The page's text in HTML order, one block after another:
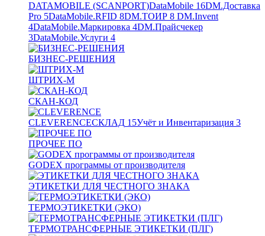
DATAMOBILE (SCANPORT)DataMobile 16DM.Доставка
Pro 5DataMobile.RFID 8DM.ТОИР 8 DM.Invent
4DataMobile.Маркировка 4DM.Прайсчекер
3DataMobile.Услуги 4
БИЗНЕС-РЕШЕНИЯ
ШТРИХ-М
СКАН-КОД
CLEVERENCEСКЛАД 15Учёт и Инвентаризация 3
ПРОЧЕЕ ПО
GODEX программы от производителя
ЭТИКЕТКИ ДЛЯ ЧЕСТНОГО ЗНАКА
ТЕРМОЭТИКЕТКИ (ЭКО)
ТЕРМОТРАНСФЕРНЫЕ ЭТИКЕТКИ (ПЛГ)